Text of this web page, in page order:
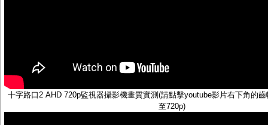
十字路口2 AHD 720p監視器攝影機畫質實測(請點擊youtube影片右下角的
至720p)